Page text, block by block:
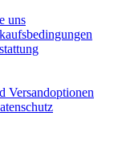
uns
Versandoptionen